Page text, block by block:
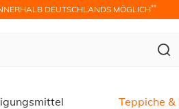
DEUTSCHLANDS MÖGLICH**
Teppiche &